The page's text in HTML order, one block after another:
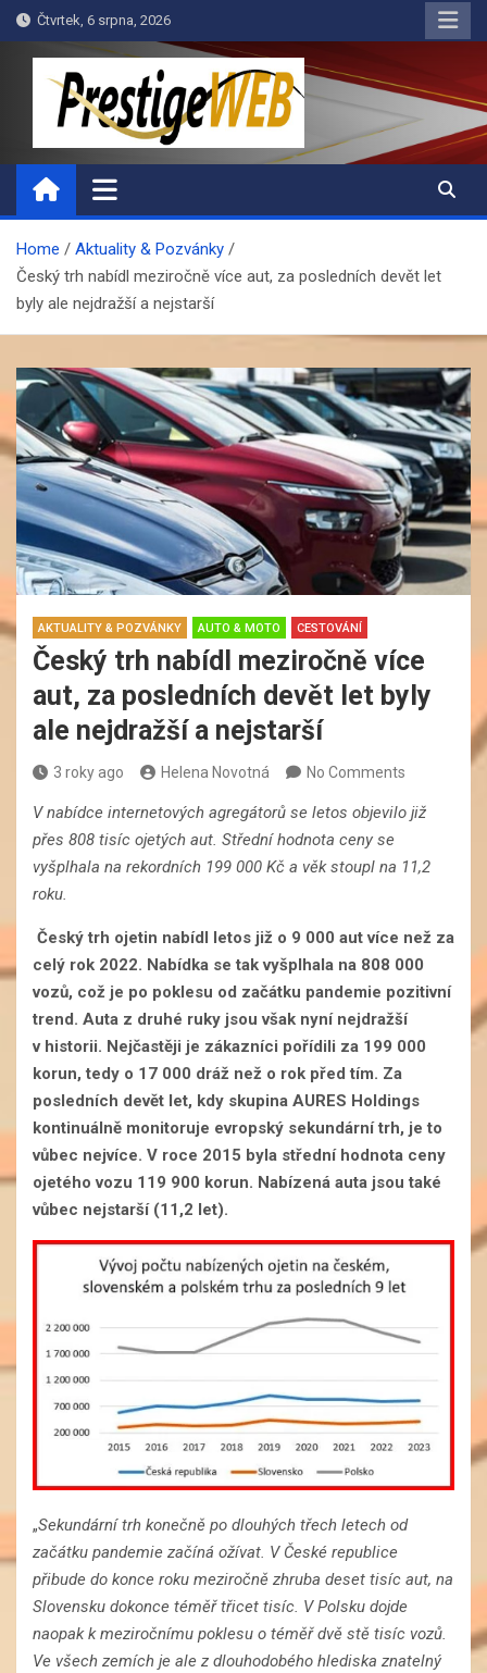
Skip
to
Čtvrtek, 6 srpna, 2026
PrestigeWEB
Home
Aktuality & Pozvánky
Český trh nabídl meziročně více aut, za posledních devět let
byly ale nejdražší a nejstarší
AKTUALITY & POZVÁNKY AUTO & MOTO CESTOVÁNÍ
Český trh nabídl meziročně více
aut, za posledních devět let byly
ale nejdražší a nejstarší
3 roky ago Helena Novotná No Comments
V nabídce internetových agregátorů se letos objevilo již
přes 808 tisíc ojetých aut. Střední hodnota ceny se
vyšplhala na rekordních 199 000 Kč a věk stoupl na 11,2
roku.
Český trh ojetin nabídl letos již o 9 000 aut více než za
celý rok 2022. Nabídka se tak vyšplhala na 808 000
vozů, což je po poklesu od začátku pandemie pozitivní
trend. Auta z druhé ruky jsou však nyní nejdražší
v historii. Nejčastěji je zákazníci pořídili za 199 000
korun, tedy o 17 000 dráž než o rok před tím. Za
posledních devět let, kdy skupina AURES Holdings
kontinuálně monitoruje evropský sekundární trh, je to
vůbec nejvíce. V roce 2015 byla střední hodnota ceny
ojetého vozu 119 900 korun. Nabízená auta jsou také
vůbec nejstarší (11,2 let).
„Sekundární trh konečně po dlouhých třech letech od
začátku pandemie začíná ožívat. V České republice
přibude do konce roku meziročně zhruba deset tisíc aut, na
Slovensku dokonce téměř třicet tisíc. V Polsku dojde
naopak k meziročnímu poklesu o téměř dvě stě tisíc vozů.
Ve všech zemích je ale z dlouhodobého hlediska znatelný